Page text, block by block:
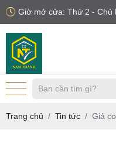
Giờ mở cửa: Thứ 2 - Chủ
Trang chủ Tin tức Giá